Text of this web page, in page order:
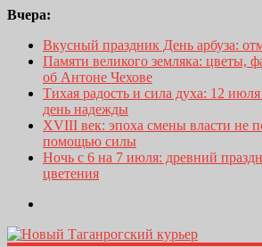
Вчера:
Вкусный праздник День арбуза:
Памяти великого земляка: цветы,
об Антоне Чехове
Тихая радость и сила духа: 12
день надежды
XVIII век: эпоха смены власти не
помощью силы
Ночь с 6 на 7 июля: древний
цветения